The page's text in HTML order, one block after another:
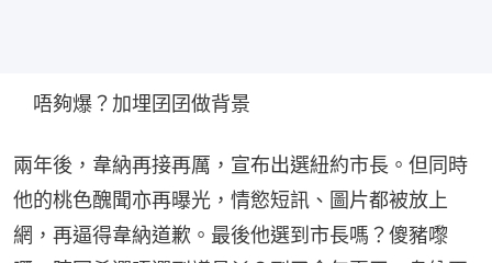
唔夠爆？加埋囝囝做背景
兩年後，韋納再接再厲，宣布出選紐約市長。但同時
他的桃色醜聞亦再曝光，情慾短訊、圖片都被放上
網，再逼得韋納道歉。最後他選到市長嗎？傻豬嚟